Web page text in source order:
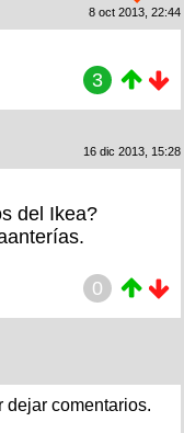
8 oct 2013, 22:44
3
16 dic 2013, 15:28
del Ikea?
0
dejar comentarios.